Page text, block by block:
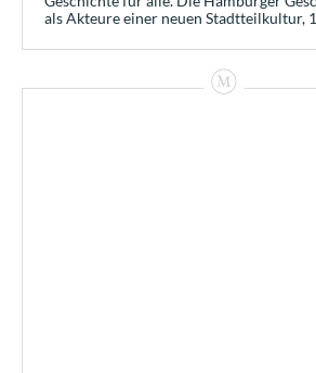
als Akteure einer neuen Stadtteilkultur,